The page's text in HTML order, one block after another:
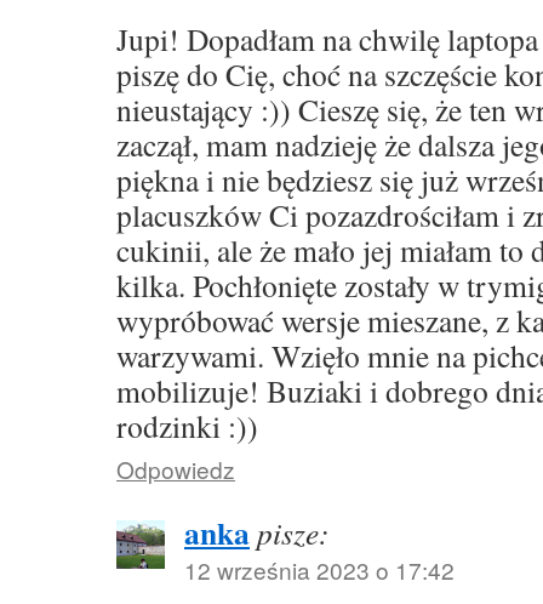
Jupi! Dopadłam na chwilę
piszę do Cię, choć na szczęście
nieustający :)) Cieszę się, że ten
zaczął, mam nadzieję że dalsza
piękna i nie będziesz się już
placuszków Ci pozazdrościłam i
cukinii, ale że mało jej miałam to
kilka. Pochłonięte zostały w
wypróbować wersje mieszane, z
warzywami. Wzięło mnie na
mobilizuje! Buziaki i dobrego
rodzinki :))
Odpowiedz
ankapisze:
12 września 2023 o 17:42